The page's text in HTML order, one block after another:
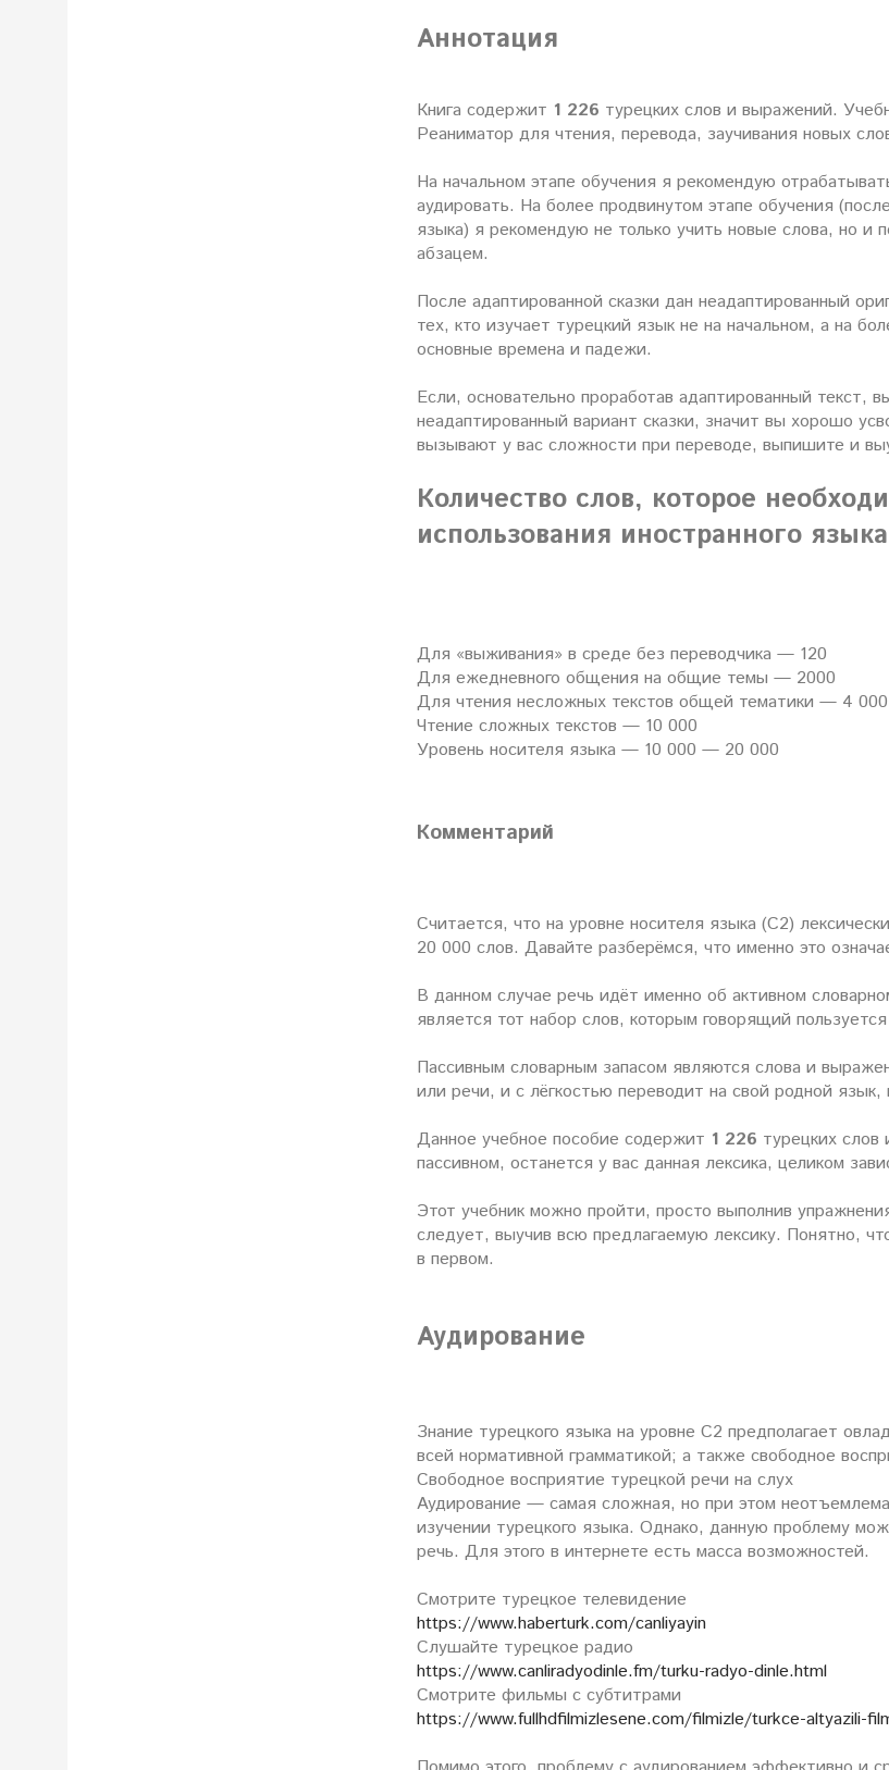
Аннотация
Книга содержит 1 226 турецких слов и выражений.
Реаниматор для чтения, перевода, заучивания новых
На начальном этапе обучения я рекомендую
аудировать. На более продвинутом этапе обучения
языка) я рекомендую не только учить новые слова, но и
абзацем.
После адаптированной сказки дан неадаптированный
тех, кто изучает турецкий язык не на начальном, а на
основные времена и падежи.
Если, основательно проработав адаптированный текст,
неадаптированный вариант сказки, значит вы хорошо
вызывают у вас сложности при переводе, выпишите и
Количество слов, которое
использования иностранного языка
Для «выживания» в среде без переводчика — 120
Для ежедневного общения на общие темы — 2000
Для чтения несложных текстов общей тематики — 4
Чтение сложных текстов — 10 000
Уровень носителя языка — 10 000 — 20 000
Комментарий
Считается, что на уровне носителя языка (С2)
20 000 слов. Давайте разберёмся, что именно это
В данном случае речь идёт именно об активном
является тот набор слов, которым говорящий
Пассивным словарным запасом являются слова и
или речи, и с лёгкостью переводит на свой родной
Данное учебное пособие содержит 1 226 турецких
пассивном, останется у вас данная лексика, целиком
Этот учебник можно пройти, просто выполнив
следует, выучив всю предлагаемую лексику. Понятно,
в первом.
Аудирование
Знание турецкого языка на уровне С2 предполагает
всей нормативной грамматикой; а также свободное
Свободное восприятие турецкой речи на слух
Аудирование — самая сложная, но при этом
изучении турецкого языка. Однако, данную проблему
речь. Для этого в интернете есть масса возможностей.
Смотрите турецкое телевидение
https://www.haberturk.com/canliyayin
Слушайте турецкое радио
https://www.canliradyodinle.fm/turku-radyo-dinle.html
Смотрите фильмы с субтитрами
https://www.fullhdfilmizlesene.com/filmizle/turkce-altyazili-